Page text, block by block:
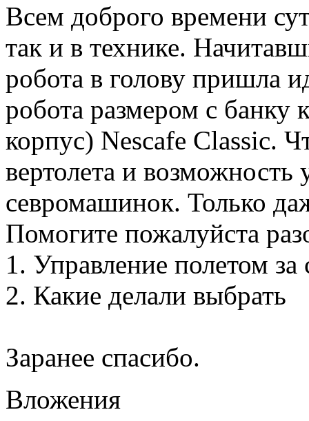
Всем доброго времени
так и в технике.
робота в голову пришла
робота размером с банку
корпус) Nescafe Classic.
вертолета и возможность
севромашинок. Только
Помогите пожалуйста
1. Управление полетом
2. Какие делали выбрать
Заранее спасибо.
Вложения